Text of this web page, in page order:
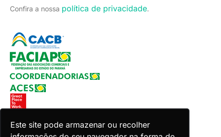
Este site pode armazenar ou recolher
Confira a nossa política de privacidade.